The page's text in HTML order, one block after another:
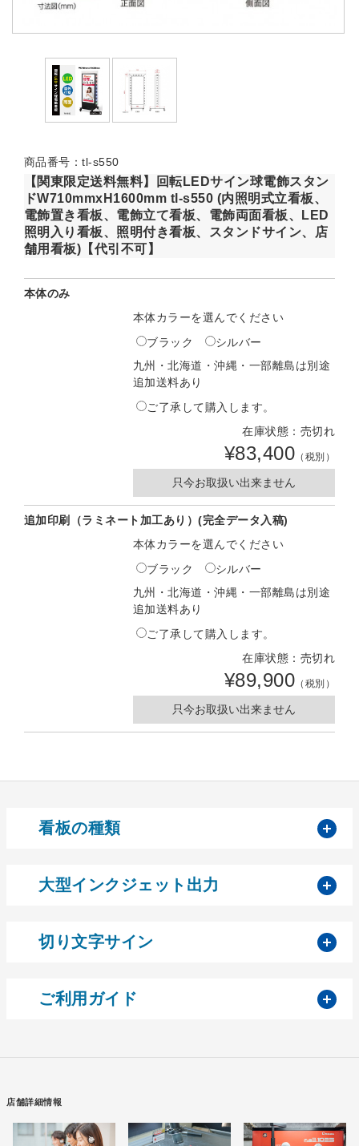
商品番号：tl-s550
【関東限定送料無料】回転LEDサイン球電飾スタン
ドW710mmxH1600mm tl-s550 (内照明式立看板、
電飾置き看板、電飾立て看板、電飾両面看板、LED
照明入り看板、照明付き看板、スタンドサイン、店
舗用看板)【代引不可】
本体のみ
本体カラーを選んでください
ブラック
シルバー
九州・北海道・沖縄・一部離島は別途
追加送料あり
ご了承して購入します。
在庫状態：売切れ
¥83,400 （税別）
只今お取扱い出来ません
追加印刷（ラミネート加工あり）(完全データ入稿)
本体カラーを選んでください
ブラック
シルバー
九州・北海道・沖縄・一部離島は別途
追加送料あり
ご了承して購入します。
在庫状態：売切れ
¥89,900 （税別）
只今お取扱い出来ません
看板の種類
大型インクジェット出力
切り文字サイン
ご利用ガイド
店舗詳細情報